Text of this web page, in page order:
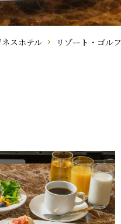
ネスホテル リゾート・ゴルフ